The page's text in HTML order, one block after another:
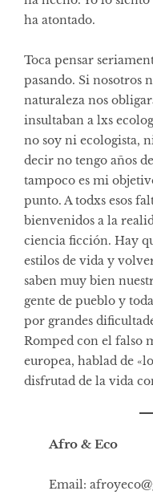
ha atontado.
Toca pensar
pasando. Si nosotros
naturaleza nos
insultaban a lxs
no soy ni ecologista,
decir no tengo años
tampoco es mi
punto. A todxs esos
bienvenidos a la
ciencia ficción. Hay
estilos de vida y
saben muy bien
gente de pueblo y
por grandes
Romped con el falso
europea, hablad de
disfrutad de la vida
Afro & Eco
Email: